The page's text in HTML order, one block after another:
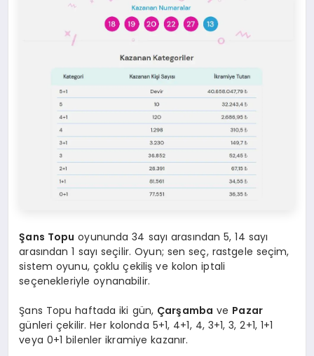
Şans Topu oyununda 34 sayı arasından 5, 14 sayı
arasından 1 sayı seçilir. Oyun; sen seç, rastgele seçim,
sistem oyunu, çoklu çekiliş ve kolon iptali
seçenekleriyle oynanabilir.
Şans Topu haftada iki gün, Çarşamba ve Pazar
günleri çekilir. Her kolonda 5+1, 4+1, 4, 3+1, 3, 2+1, 1+1
veya 0+1 bilenler ikramiye kazanır.